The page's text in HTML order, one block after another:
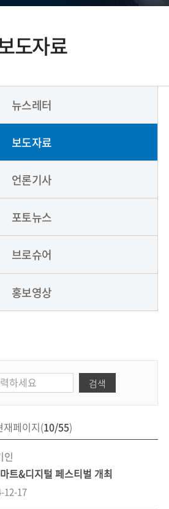
도자료
뉴스레터
보도자료
언론기사
포토뉴스
브로슈어
홍보영상
검색
재페이지(10/55)
인
트&디지털 페스티벌 개최
12-17